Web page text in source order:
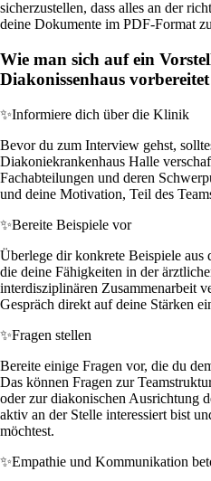
sicherzustellen, dass alles an der
deine Dokumente im PDF-Format
Wie man sich auf ein
Diakonissenhaus vorbereitet
✨Informiere dich über die Klinik
Bevor du zum Interview gehst,
Diakoniekrankenhaus Halle
Fachabteilungen und deren
und deine Motivation, Teil des
✨Bereite Beispiele vor
Überlege dir konkrete Beispiele aus
die deine Fähigkeiten in der
interdisziplinären Zusammenarbeit
Gespräch direkt auf deine Stärken
✨Fragen stellen
Bereite einige Fragen vor, die du
Das können Fragen zur
oder zur diakonischen Ausrichtung
aktiv an der Stelle interessiert bist
möchtest.
✨Empathie und Kommunikation